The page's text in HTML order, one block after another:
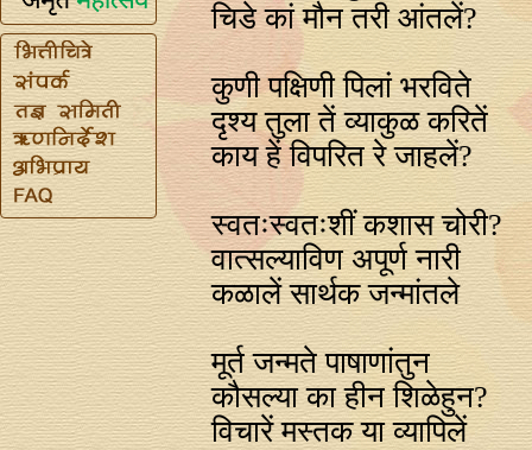
चिडे कां मौन तरी आंतलें?
कुणी पक्षिणी पिलां भरविते
दृश्य तुला तें व्याकुळ करितें
काय हें विपरित रे जाहलें?
स्वतःस्वतःशीं कशास चोरी?
वात्सल्याविण अपूर्ण नारी
कळालें सार्थक जन्मांतले
मूर्त जन्मते पाषाणांतुन
कौसल्या का हीन शिळेहुन?
विचारें मस्तक या व्यापिलें